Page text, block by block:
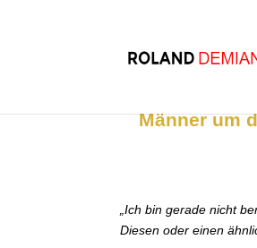
Männer um
„Ich bin gerade nicht
Diesen oder einen